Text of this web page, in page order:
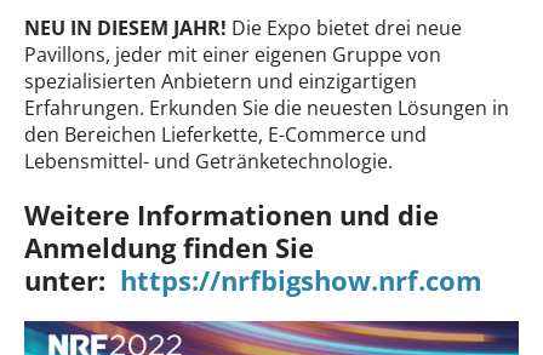
NEU IN DIESEM JAHR! Die Expo bietet drei neue
Pavillons, jeder mit einer eigenen Gruppe von
spezialisierten Anbietern und einzigartigen
Erfahrungen. Erkunden Sie die neuesten Lösungen in
den Bereichen Lieferkette, E-Commerce und
Lebensmittel- und Getränketechnologie.
Weitere Informationen und die
Anmeldung finden Sie
unter: https://nrfbigshow.nrf.com